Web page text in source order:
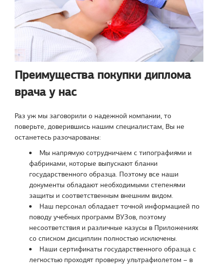
Преимущества покупки диплома
врача у нас
Раз уж мы заговорили о надежной компании, то
поверьте, доверившись нашим специалистам, Вы не
останетесь разочарованы:
Мы напрямую сотрудничаем с типографиями и
фабриками, которые выпускают бланки
государственного образца. Поэтому все наши
документы обладают необходимыми степенями
защиты и соответственным внешним видом.
Наш персонал обладает точной информацией по
поводу учебных программ ВУЗов, поэтому
несоответствия и различные казусы в Приложениях
со списком дисциплин полностью исключены.
Наши сертификаты государственного образца с
легкостью проходят проверку ультрафиолетом – в